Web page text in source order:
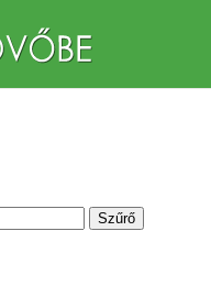
Szűrő